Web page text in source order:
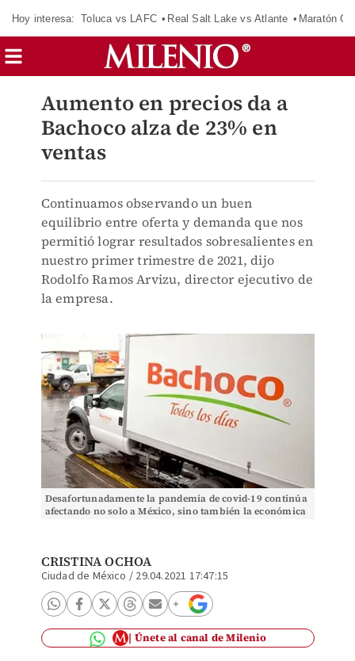
Hoy interesa: Toluca vs LAFC Real Salt Lake vs Atlante Maratón
Aumento en precios da a
Bachoco alza de 23% en
ventas
Continuamos observando un buen
equilibrio entre oferta y demanda que nos
permitió lograr resultados sobresalientes en
nuestro primer trimestre de 2021, dijo
Rodolfo Ramos Arvizu, director ejecutivo de
la empresa.
Desafortunadamente la pandemia de covid-19 continúa
afectando no solo a México, sino también la económica
CRISTINA OCHOA
Ciudad de México / 29.04.2021 17:47:15
Únete al canal de Milenio